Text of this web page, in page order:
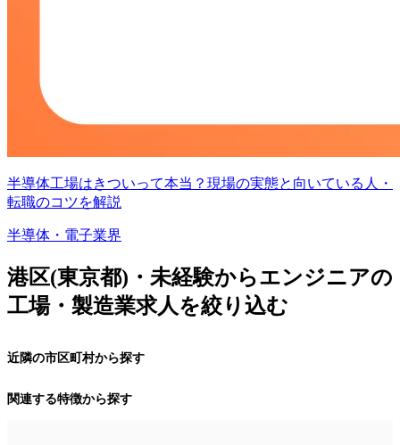
半導体工場はきついって本当？現場の実態と向いている人・
転職のコツを解説
半導体・電子業界
港区(東京都)・未経験からエンジニアの
工場・製造業求人を絞り込む
近隣の市区町村から探す
関連する特徴から探す